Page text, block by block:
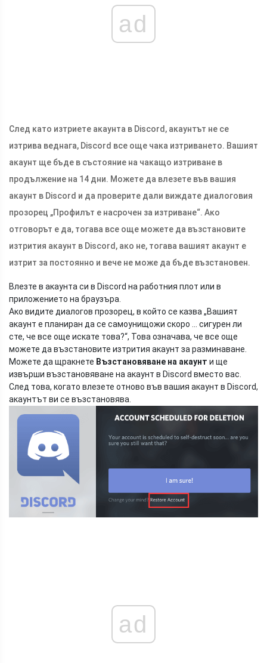
ad
След като изтриете акаунта в Discord, акаунтът не се
изтрива веднага, Discord все още чака изтриването. Вашият
акаунт ще бъде в състояние на чакащо изтриване в
продължение на 14 дни. Можете да влезете във вашия
акаунт в Discord и да проверите дали виждате диалоговия
прозорец „Профилът е насрочен за изтриване“. Ако
отговорът е да, тогава все още можете да възстановите
изтрития акаунт в Discord, ако не, тогава вашият акаунт е
изтрит за постоянно и вече не може да бъде възстановен.
Влезте в акаунта си в Discord на работния плот или в
приложението на браузъра.
Ако видите диалогов прозорец, в който се казва „Вашият
акаунт е планиран да се самоунищожи скоро ... сигурен ли
сте, че все още искате това?“, Това означава, че все още
можете да възстановите изтрития акаунт за разминаване.
Можете да щракнете Възстановяване на акаунт и ще
извърши възстановяване на акаунт в Discord вместо вас.
След това, когато влезете отново във вашия акаунт в Discord,
акаунтът ви се възстановява.
ad